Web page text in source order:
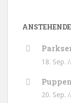
18. Sep.
20. Sep.